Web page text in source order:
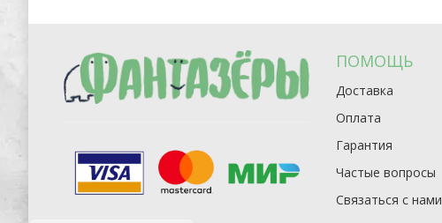
ПОМОЩЬ
Доставка
Оплата
Гарантия
Частые вопросы
Связаться с нами